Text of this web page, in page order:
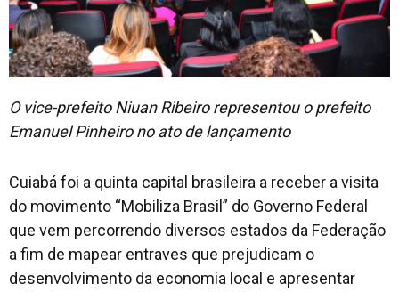
O vice-prefeito Niuan Ribeiro representou o prefeito
Emanuel Pinheiro no ato de lançamento
Cuiabá foi a quinta capital brasileira a receber a visita
do movimento “Mobiliza Brasil” do Governo Federal
que vem percorrendo diversos estados da Federação
a fim de mapear entraves que prejudicam o
desenvolvimento da economia local e apresentar